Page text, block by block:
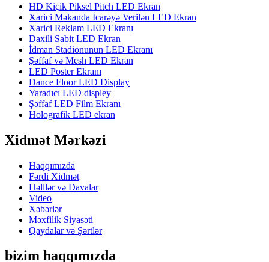
HD Kiçik Piksel Pitch LED Ekran
Xarici Məkanda İcarəyə Verilən LED Ekran
Xarici Reklam LED Ekranı
Daxili Sabit LED Ekran
İdman Stadionunun LED Ekranı
Şəffaf və Mesh LED Ekran
LED Poster Ekranı
Dance Floor LED Display
Yaradıcı LED displey
Şəffaf LED Film Ekranı
Holografik LED ekran
Xidmət Mərkəzi
Haqqımızda
Fərdi Xidmət
Həlllər və Davalar
Video
Xəbərlər
Məxfilik Siyasəti
Qaydalar və Şərtlər
bizim haqqımızda